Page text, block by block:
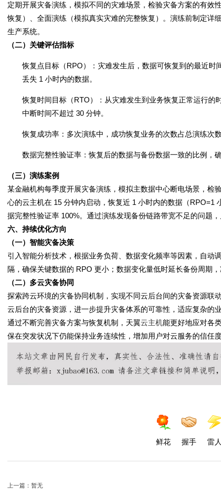
定期开展灾备演练，模拟不同的灾难场景，检验灾备方案的有
恢复）、全面演练（模拟真实灾难的完整恢复）。演练前制定详
生产系统。
（二）关键评估指标
恢复点目标（RPO）
：灾难发生后，数据可恢复到的最近
丢失 1 小时内的数据。
恢复时间目标（RTO）
：从灾难发生到业务恢复正常运行
中断时间不超过 30 分钟。
恢复成功率 ：多次演练中，成功恢复业务的次数占总演练次
数据完整性验证率 ：恢复后的数据与备份数据一致的比例，
（三）演练案例
某金融机构每季度开展灾备演练，模拟主数据中心断电场景，检
心的云主机在 15 分钟内启动，恢复近 1 小时内的数据（RPO=1
据完整性验证率 100%。通过演练发现备份链路带宽不足的问题
六、持续优化方向
（一）智能灾备决策
引入智能分析技术，根据业务负荷、数据变化频率等因素，自
隔，确保关键数据的 RPO 更小；数据变化量低时延长备份周期
（二）多云灾备协同
探索跨云环境的灾备协同机制，实现不同云后台间的灾备资源联
云后台的灾备资源，进一步提升灾备体系的可靠性，适应复杂的
通过不断完善灾备方案与恢复机制，天翼云主机能更好地应对各
保在突发状况下仍能保持业务连续性，增加用户对云服务的信任
鲜花 握手 雷
上一篇：暂无